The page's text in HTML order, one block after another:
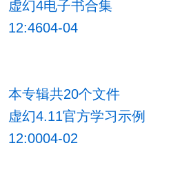
虚幻4电子书合集
12:4604-04
本专辑共20个文件
虚幻4.11官方学习示例
12:0004-02